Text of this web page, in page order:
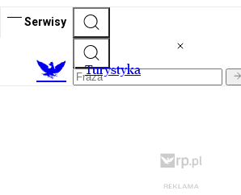
Serwisy
Turystyka